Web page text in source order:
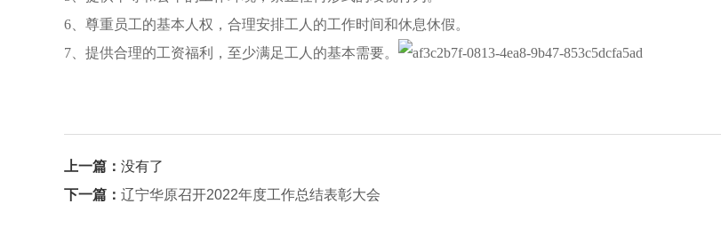
6、尊重员工的基本人权，合理安排工人的工作时间和休息休假。
7、提供合理的工资福利，至少满足工人的基本需要。
上一篇： 没有了
下一篇： 辽宁华原召开2022年度工作总结表彰大会